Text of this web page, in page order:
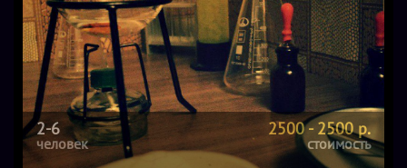
2-6
человек
2500 - 2500 р.
стоимость